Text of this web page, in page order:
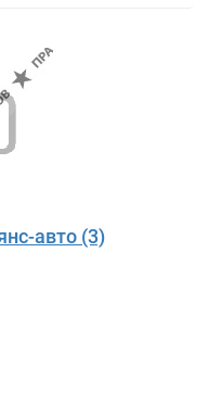
авто (3)